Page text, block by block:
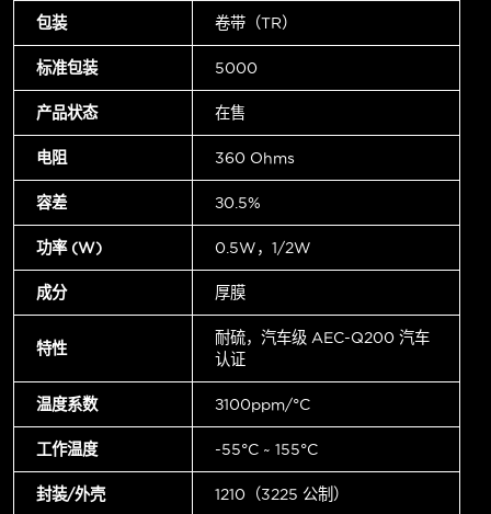
包装 卷带（TR）
标准包装 5000
产品状态 在售
电阻 360 Ohms
容差 ±0.5%
功率 (W) 0.5W，1/2W
成分 厚膜
特性
耐硫，汽车级 AEC-Q200 汽车
认证
温度系数 ±100ppm/°C
工作温度 -55°C ~ 155°C
封装/外壳 1210（3225 公制）